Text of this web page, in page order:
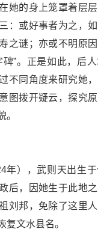
她的身上笼罩着层
：或好事者为之，
之谜；亦或不明原
碑”。正是如此，后
不同角度来研究她
图拨开疑云，探究
。
），武则天出生于
后，因她生于此地
刘邦，免除了这里
复文水县名。